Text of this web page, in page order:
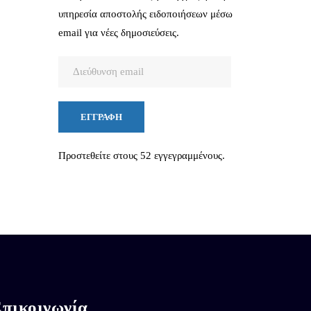
υπηρεσία αποστολής ειδοποιήσεων μέσω
email για νέες δημοσιεύσεις.
ΕΓΓΡΑΦΉ
Προστεθείτε στους 52 εγγεγραμμένους.